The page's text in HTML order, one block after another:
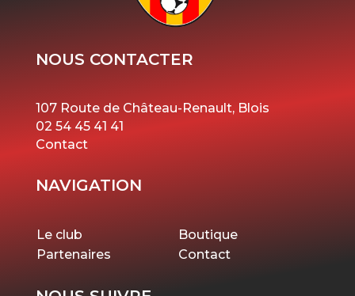
NOUS CONTACTER
107 Route de Château-Renault, Blois
02 54 45 41 41
Contact
NAVIGATION
Le club
Boutique
Partenaires
Contact